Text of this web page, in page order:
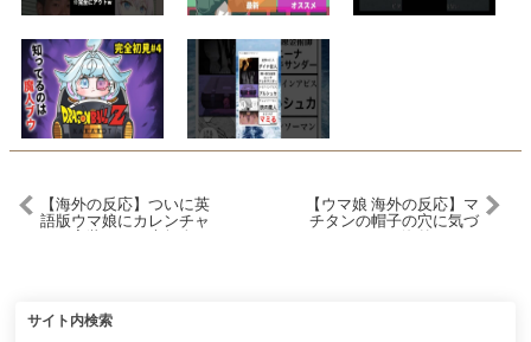
【海外の反応】ついに英
語版ウマ娘にカレンチャ
ャ
【ウマ娘 海外の反応】マ
チタンの帽子の穴に気づ
サイト内検索